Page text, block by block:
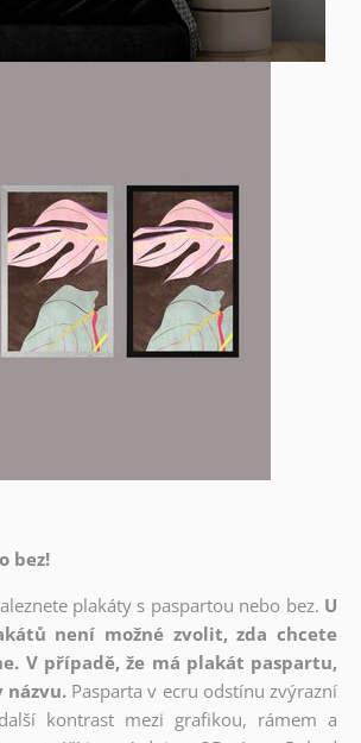
bez!
plakáty s paspartou nebo bez. U
není možné zvolit, zda chcete
V případě, že má plakát paspartu,
názvu. Pasparta v ecru odstínu zvýrazní
kontrast mezi grafikou, rámem a